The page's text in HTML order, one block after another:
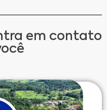
em contato